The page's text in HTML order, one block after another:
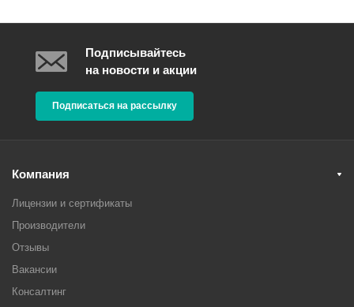
Подписывайтесь
на новости и акции
Подписаться на рассылку
Компания
Лицензии и сертификаты
Производители
Отзывы
Вакансии
Консалтинг